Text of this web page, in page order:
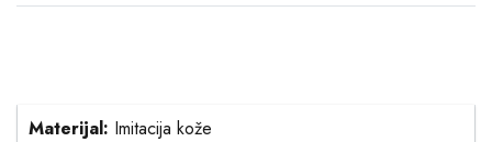
Materijal: Imitacija kože